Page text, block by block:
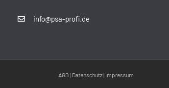
info@psa-profi.de
AGB | Datenschutz| Impressum